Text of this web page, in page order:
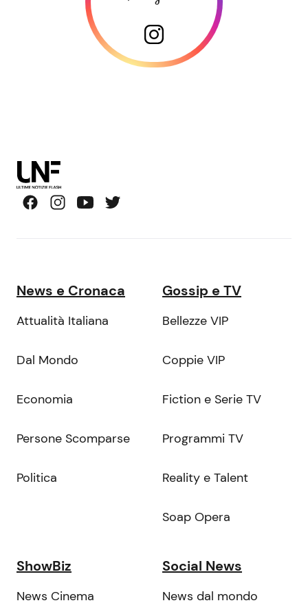
News e Cronaca
Attualità Italiana
Dal Mondo
Economia
Persone Scomparse
Politica
Gossip e TV
Bellezze VIP
Coppie VIP
Fiction e Serie TV
Programmi TV
Reality e Talent
Soap Opera
ShowBiz
News Cinema
Social News
News dal mondo